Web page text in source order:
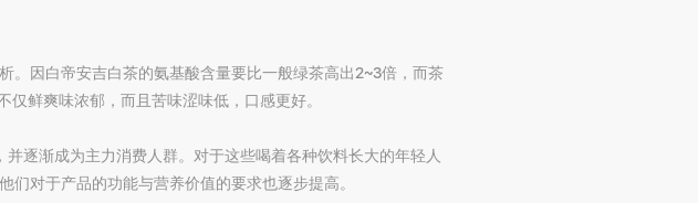
。因白帝安吉白茶的氨基酸含量要比一般绿茶高出2~3倍，而茶
鲜爽味浓郁，而且苦味涩味低，口感更好。
逐渐成为主力消费人群。对于这些喝着各种饮料长大的年轻人
对于产品的功能与营养价值的要求也逐步提高。